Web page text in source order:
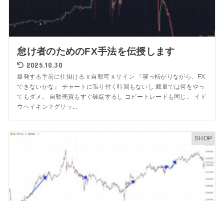
怠け者のためのFX手法を伝授します
2025.10.30
爆発する手前に仕掛ける x 自動可 x サイン 『寝っ転がりながら、FX
できないかな』 チャートに張り付く時間もないし 裁量では何をやっ
てもダメ。 自動売買もすぐ破綻するし コピートレードも同じ。 イド
ウヘイキン？グリッ...
SHOP